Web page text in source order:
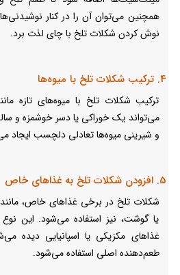
همچنین می‌توان آن را در کنار
نوش کردن شکلات تلخ با چای لذت برد.
4. ترکیب شکلات تلخ با میوه‌ها
ترکیب شکلات تلخ با میوه‌های تازه
می‌تواند یک خوراکی یا دسر خوشمزه و
و شیرینی میوه‌ها تعادلی دلچسب ایجاد
5. افزودن شکلات تلخ به غذاهای خاص
شکلات تلخ در برخی غذاهای خاص،
یا گوشت، نیز استفاده می‌شود. این
غذاهای مکزیکی یا اسپانیایی دیده
طعم‌دهنده اصلی استفاده می‌شود.